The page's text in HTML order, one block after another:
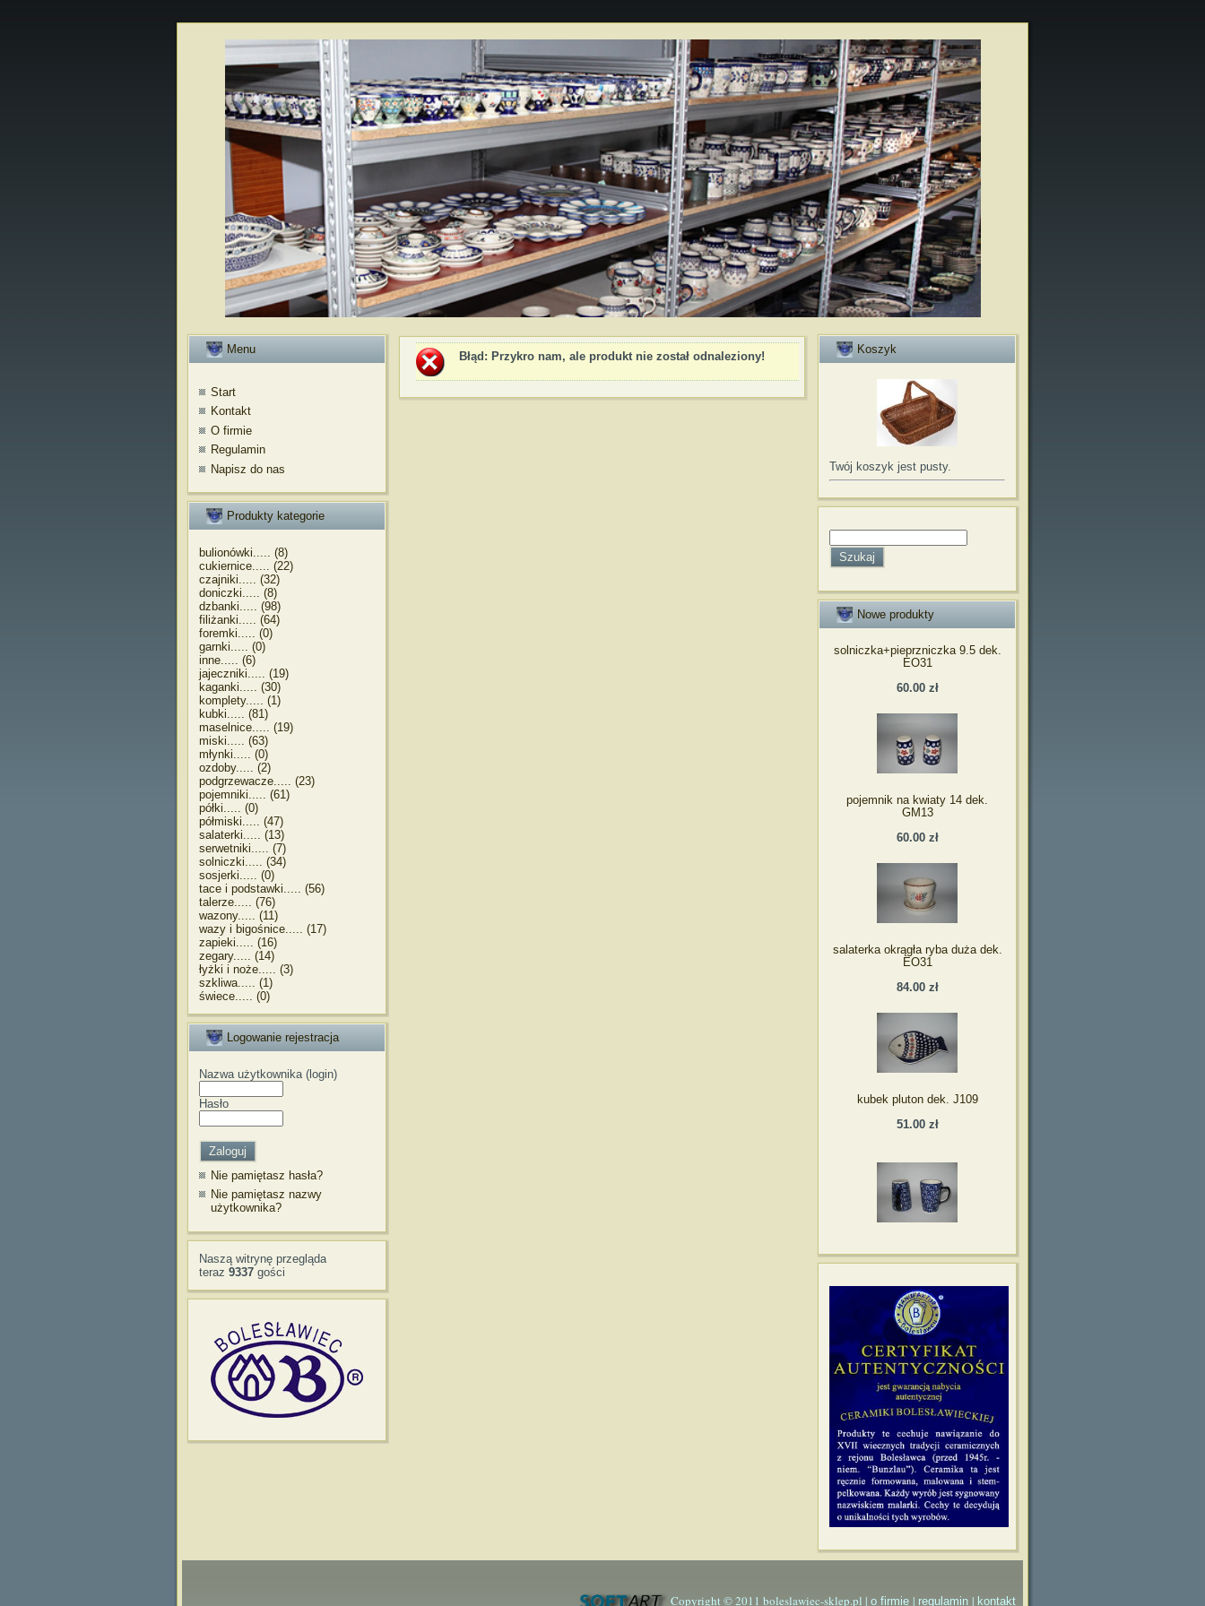
Menu
Start
Kontakt
O firmie
Regulamin
Napisz do nas
Produkty kategorie
bulionówki..... (8)
cukiernice..... (22)
czajniki..... (32)
doniczki..... (8)
dzbanki..... (98)
filiżanki..... (64)
foremki..... (0)
garnki..... (0)
inne..... (6)
jajeczniki..... (19)
kaganki..... (30)
komplety..... (1)
kubki..... (81)
maselnice..... (19)
miski..... (63)
młynki..... (0)
ozdoby..... (2)
podgrzewacze..... (23)
pojemniki..... (61)
półki..... (0)
półmiski..... (47)
salaterki..... (13)
serwetniki..... (7)
solniczki..... (34)
sosjerki..... (0)
tace i podstawki..... (56)
talerze..... (76)
wazony..... (11)
wazy i bigośnice..... (17)
zapieki..... (16)
zegary..... (14)
łyżki i noże..... (3)
szkliwa..... (1)
świece..... (0)
Logowanie rejestracja
Nazwa użytkownika (login)
Hasło
Nie pamiętasz hasła?
Nie pamiętasz nazwy
użytkownika?
Naszą witrynę przegląda
teraz 9337 gości
Błąd : Przykro nam, ale produkt nie został odnaleziony!
Koszyk
Twój koszyk jest pusty.
Nowe produkty
solniczka+pieprzniczka 9.5 dek.
EO31
60.00 zł
pojemnik na kwiaty 14 dek.
GM13
60.00 zł
salaterka okrągła ryba duża dek.
EO31
84.00 zł
kubek pluton dek. J109
51.00 zł
Copyright © 2011 boleslawiec-sklep.pl | o firmie | regulamin | kontakt